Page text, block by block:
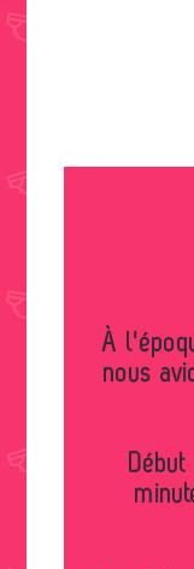
À l'époque avec mon ex puceau,
nous